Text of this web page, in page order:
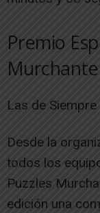
Premio
Las de
Desde la
todos los
Puzzles
edición una